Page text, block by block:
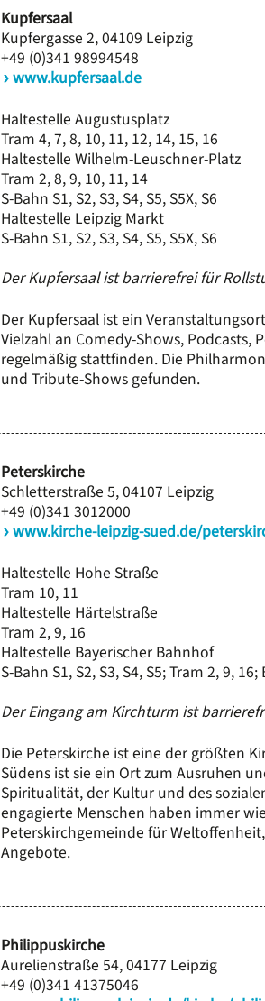
Kupfersaal
Kupfergasse 2, 04109 Leipzig
+49 (0)341 98994548
www.kupfersaal.de
Haltestelle Augustusplatz
Tram 4, 7, 8, 10, 11, 12, 14, 15, 16
Haltestelle Wilhelm-Leuschner-Platz
Tram 2, 8, 9, 10, 11, 14
S-Bahn S1, S2, S3, S4, S5, S5X, S6
Haltestelle Leipzig Markt
S-Bahn S1, S2, S3, S4, S5, S5X, S6
Der Kupfersaal ist barrierefrei für
Der Kupfersaal ist ein
Vielzahl an Comedy-Shows,
regelmäßig stattfinden. Die
und Tribute-Shows gefunden.
Peterskirche
Schletterstraße 5, 04107 Leipzig
+49 (0)341 3012000
www.kirche-leipzig-sued.de/
Haltestelle Hohe Straße
Tram 10, 11
Haltestelle Härtelstraße
Tram 2, 9, 16
Haltestelle Bayerischer Bahnhof
S-Bahn S1, S2, S3, S4, S5; Tram 2, 9, 16;
Der Eingang am Kirchturm ist
Die Peterskirche ist eine der größten
Südens ist sie ein Ort zum Ausruhen
Spiritualität, der Kultur und des
engagierte Menschen haben immer
Peterskirchgemeinde für
Angebote.
Philippuskirche
Aurelienstraße 54, 04177 Leipzig
+49 (0)341 41375046